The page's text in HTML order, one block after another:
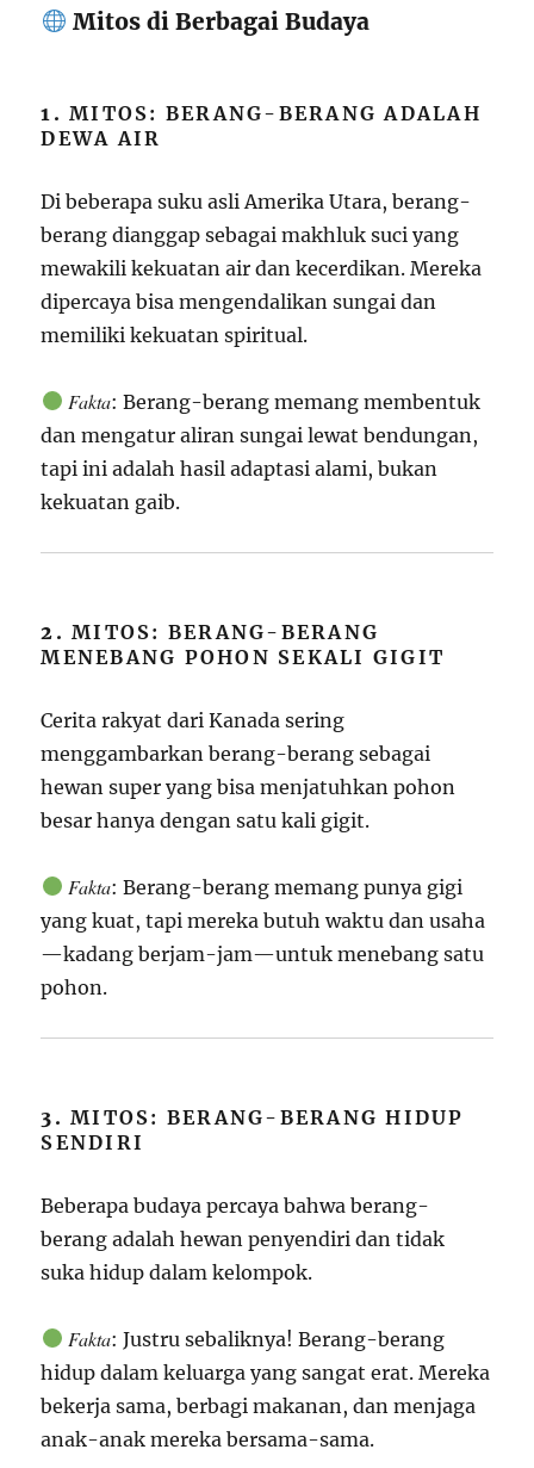
Mitos di Berbagai Budaya
1.MITOS: BERANG-BERANG ADALAH
DEWA AIR
Di beberapa suku asli Amerika Utara, berang-
berang dianggap sebagai makhluk suci yang
mewakili kekuatan air dan kecerdikan. Mereka
dipercaya bisa mengendalikan sungai dan
memiliki kekuatan spiritual.
Fakta: Berang-berang memang membentuk
dan mengatur aliran sungai lewat bendungan,
tapi ini adalah hasil adaptasi alami, bukan
kekuatan gaib.
2.MITOS: BERANG-BERANG
MENEBANG POHON SEKALI GIGIT
Cerita rakyat dari Kanada sering
menggambarkan berang-berang sebagai
hewan super yang bisa menjatuhkan pohon
besar hanya dengan satu kali gigit.
Fakta: Berang-berang memang punya gigi
yang kuat, tapi mereka butuh waktu dan usaha
—kadang berjam-jam—untuk menebang satu
pohon.
3.MITOS: BERANG-BERANG HIDUP
SENDIRI
Beberapa budaya percaya bahwa berang-
berang adalah hewan penyendiri dan tidak
suka hidup dalam kelompok.
Fakta: Justru sebaliknya! Berang-berang
hidup dalam keluarga yang sangat erat. Mereka
bekerja sama, berbagi makanan, dan menjaga
anak-anak mereka bersama-sama.